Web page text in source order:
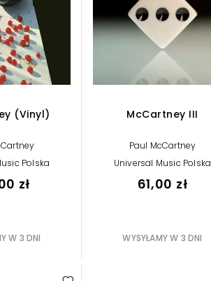
(Vinyl)
Polska
zł
W 3 DNI
McCartney III
Paul McCartney
Universal Music Polska
61,00 zł
WYSYŁAMY W 3 DNI